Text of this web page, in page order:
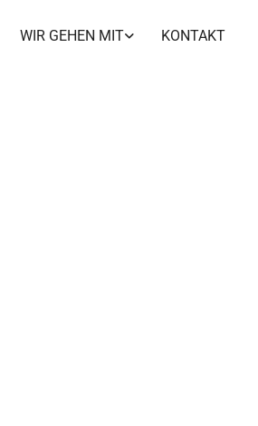
WIR GEHEN MIT KONTAKT